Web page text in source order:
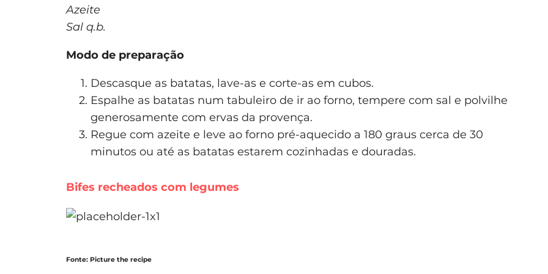
Azeite
Sal q.b.
Modo de preparação
Descasque as batatas, lave-as e corte-as em cubos.
Espalhe as batatas num tabuleiro de ir ao forno, tempere com sal e polvilhe
generosamente com ervas da provença.
Regue com azeite e leve ao forno pré-aquecido a 180 graus cerca de 30
minutos ou até as batatas estarem cozinhadas e douradas.
Bifes recheados com legumes
Fonte: Picture the recipe